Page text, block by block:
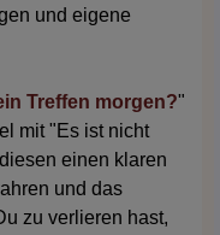
und eigene
Treffen morgen?"
mit "Es ist nicht
einen klaren
und das
zu verlieren hast,